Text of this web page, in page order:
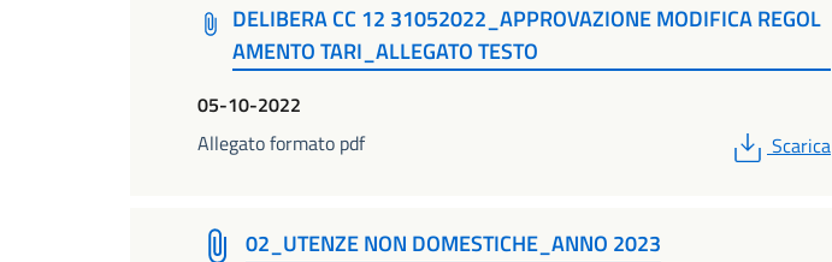
DELIBERA CC 12 31052022_APPROVAZIONE MODIFICA REGOL
AMENTO TARI_ALLEGATO TESTO
05-10-2022
Allegato formato pdf
PDF
Scarica
02_UTENZE NON DOMESTICHE_ANNO 2023